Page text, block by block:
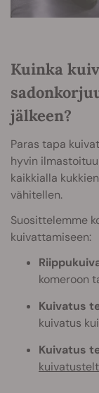
Kuinka
jälkeen?
Paras tapa
hyvin
kaikkialla
vähitellen.
Suosittelemme
kuivattamiseen:
komeroon
Kuivatus
kuivatus
Kuivatus